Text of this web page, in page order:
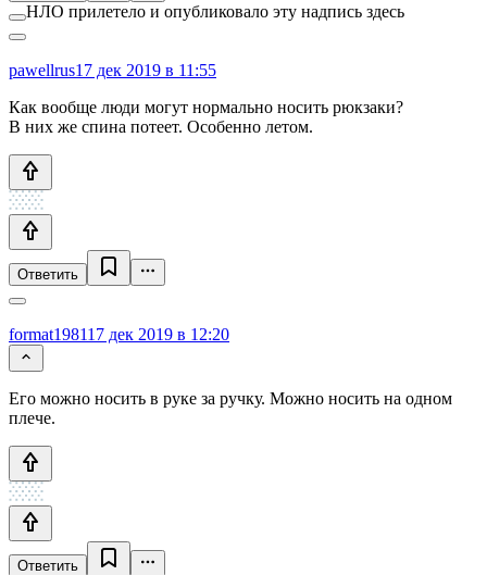
НЛО прилетело и опубликовало эту надпись здесь
pawellrus17 дек 2019 в 11:55
Как вообще люди могут нормально носить рюкзаки?
В них же спина потеет. Особенно летом.
Ответить
format198117 дек 2019 в 12:20
Его можно носить в руке за ручку. Можно носить на одном
плече.
Ответить